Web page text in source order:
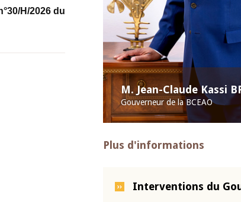
M. Jean-Claude Kassi
Gouverneur de la BCEAO
Plus d'informations
Interventions du
H/2026 du